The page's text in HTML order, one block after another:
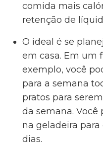
comida mais
retenção de
O ideal é se
em casa. Em um
exemplo, você
para a semana
pratos para
da semana. Você
na geladeira
dias.